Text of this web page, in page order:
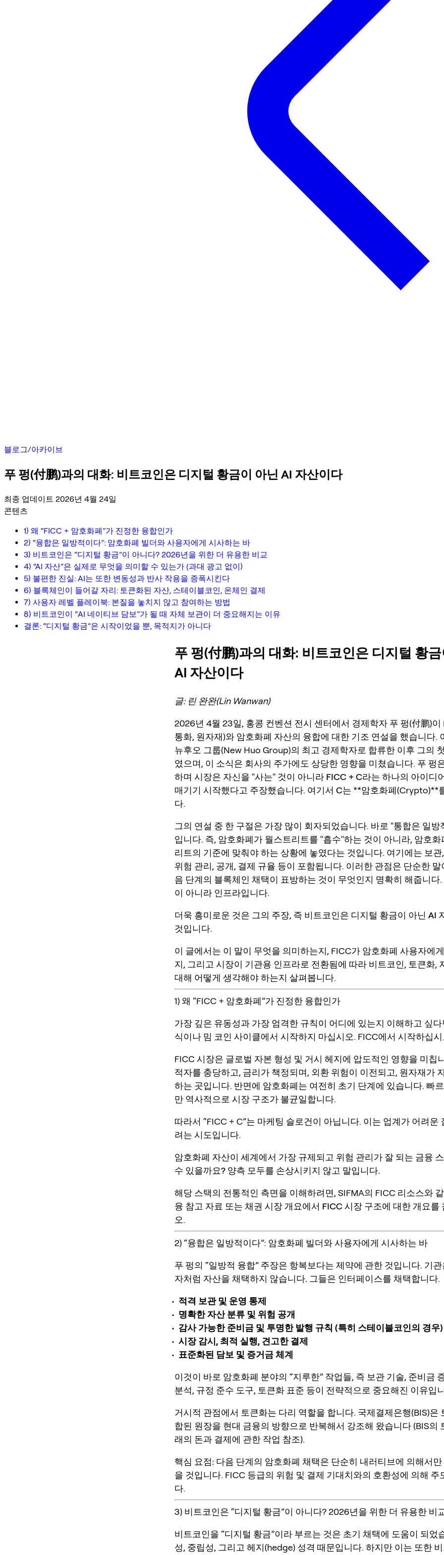
블로그/아카이브
푸 펑(付鹏)과의 대화: 비트코인은 디지털 황금이 아닌 AI 자산이다
최종 업데이트 2026년 4월 24일
콘텐츠
1) 왜 “FICC + 암호화폐”가 진정한 융합인가
2) “융합은 일방적이다”: 암호화폐 빌더와 사용자에게 시사하는 바
3) 비트코인은 “디지털 황금”이 아니다? 2026년을 위한 더 유용한 비교
4) “AI 자산”은 실제로 무엇을 의미할 수 있는가 (과대 광고 없이)
5) 불편한 진실: AI는 또한 변동성과 반사 작용을 증폭시킨다
6) 블록체인이 들어갈 자리: 토큰화된 자산, 스테이블코인, 온체인 결제
7) 사용자 레벨 플레이북: 본질을 놓치지 않고 참여하는 방법
8) 비트코인이 “AI 네이티브 담보”가 될 때 자체 보관이 더 중요해지는 이유
결론: “디지털 황금”은 시작이었을 뿐, 목적지가 아니다
푸 펑(付鹏)과의 대화: 비트코인은 디지털 황
AI 자산이다
글: 린 완완(Lin Wanwan)
2026년 4월 23일, 홍콩 컨벤션 전시 센터에서 경제학자 푸 펑(付鹏)이
통화, 원자재)와 암호화폐 자산의 융합에 대한 기조 연설을 했습니다.
뉴후오 그룹(New Huo Group)의 최고 경제학자로 합류한 이후 그의
였으며, 이 소식은 회사의 주가에도 상당한 영향을 미쳤습니다. 푸 펑
하며 시장은 자신을 "사는" 것이 아니라 FICC + C라는 하나의 아이디
매기기 시작했다고 주장했습니다. 여기서 C는 **암호화폐(Crypto)**
다.
그의 연설 중 한 구절은 가장 많이 회자되었습니다. 바로 "통합은 일방
입니다. 즉, 암호화폐가 월스트리트를 "흡수"하는 것이 아니라, 암호
리트의 기준에 맞춰야 하는 상황에 놓였다는 것입니다. 여기에는 보관
위험 관리, 공개, 결제 규율 등이 포함됩니다. 이러한 관점은 단순한 말
음 단계의 블록체인 채택이 표방하는 것이 무엇인지 명확히 해줍니다
이 아니라 인프라입니다.
더욱 흥미로운 것은 그의 주장, 즉 비트코인은 디지털 황금이 아닌 AI
것입니다.
이 글에서는 이 말이 무엇을 의미하는지, FICC가 암호화폐 사용자에
지, 그리고 시장이 기관용 인프라로 전환됨에 따라 비트코인, 토큰화,
대해 어떻게 생각해야 하는지 살펴봅니다.
1) 왜 “FICC + 암호화폐”가 진정한 융합인가
가장 깊은 유동성과 가장 엄격한 규칙이 어디에 있는지 이해하고 싶
식이나 밈 코인 사이클에서 시작하지 마십시오. FICC에서 시작하십
FICC 시장은 글로벌 자본 형성 및 거시 헤지에 압도적인 영향을 미칩
적자를 충당하고, 금리가 책정되며, 외환 위험이 이전되고, 원자재가
하는 곳입니다. 반면에 암호화폐는 여전히 초기 단계에 있습니다. 빠
만 역사적으로 시장 구조가 불균일합니다.
따라서 “FICC + C”는 마케팅 슬로건이 아닙니다. 이는 업계가 어려운
려는 시도입니다.
암호화폐 자산이 세계에서 가장 규제되고 위험 관리가 잘 되는 금융
수 있을까요? 양측 모두를 손상시키지 않고 말입니다.
해당 스택의 전통적인 측면을 이해하려면, SIFMA의 FICC 리소스와
융 참고 자료 또는 채권 시장 개요에서 FICC 시장 구조에 대한 개요를
오.
2) “융합은 일방적이다”: 암호화폐 빌더와 사용자에게 시사하는 바
푸 펑의 “일방적 융합” 주장은 항복보다는 제약에 관한 것입니다. 기
자처럼 자산을 채택하지 않습니다. 그들은 인터페이스를 채택합니다.
적격 보관 및 운영 통제
명확한 자산 분류 및 위험 공개
감사 가능한 준비금 및 투명한 발행 규칙 (특히 스테이블코인의 경우)
시장 감시, 최적 실행, 견고한 결제
표준화된 담보 및 증거금 체계
이것이 바로 암호화폐 분야의 “지루한” 작업들, 즉 보관 기술, 준비금
분석, 규정 준수 도구, 토큰화 표준 등이 전략적으로 중요해진 이유입
거시적 관점에서 토큰화는 다리 역할을 합니다. 국제결제은행(BIS)은
합된 원장을 현대 금융의 방향으로 반복해서 강조해 왔습니다 (BIS의
래의 돈과 결제에 관한 작업 참조).
핵심 요점: 다음 단계의 암호화폐 채택은 단순히 내러티브에 의해서
을 것입니다. FICC 등급의 위험 및 결제 기대치와의 호환성에 의해 주
다.
3) 비트코인은 “디지털 황금”이 아니다? 2026년을 위한 더 유용한 비
비트코인을 “디지털 황금”이라 부르는 것은 초기 채택에 도움이 되었
성, 중립성, 그리고 헤지(hedge) 성격 때문입니다. 하지만 이는 또한